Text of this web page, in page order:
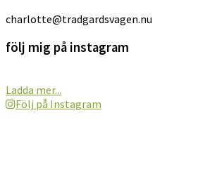
charlotte@tradgardsvagen.nu
följ mig på instagram
Ladda mer...
Följ på Instagram